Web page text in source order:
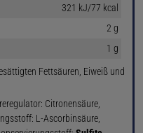
321 kJ/77 kcal
2 g
1 g
Fettsäuren, Eiweiß und
Citronensäure,
L-Ascorbinsäure,